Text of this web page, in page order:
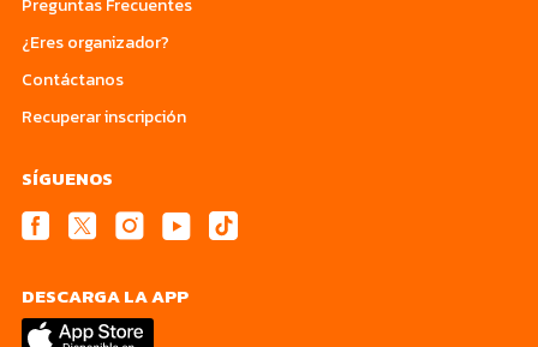
¿Eres organizador?
Contáctanos
Recuperar inscripción
SÍGUENOS
DESCARGA LA APP